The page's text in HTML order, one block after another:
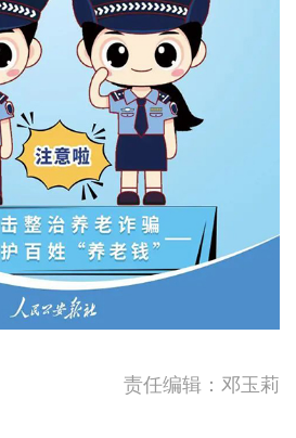
责任编辑：邓玉莉